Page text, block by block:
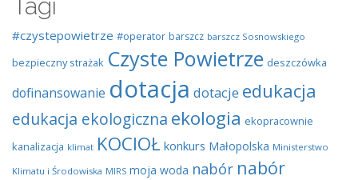
Tagi
#czystepowietrze #operator barszcz barszcz Sosnowskiego
bezpieczny strażak Czyste Powietrze deszczówka
dofinansowanie dotacja dotacje edukacja
edukacja ekologiczna ekologia ekopracownie
kanalizacja klimat KOCIOŁ konkurs Małopolska Ministerstwo
Klimatu i Środowiska MIRS moja woda nabór nabór